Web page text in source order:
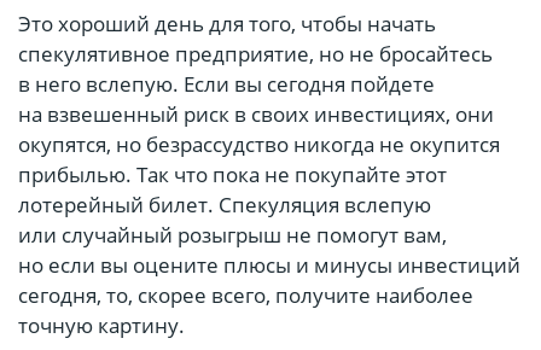
Это хороший день для того, чтобы начать
спекулятивное предприятие, но не бросайтесь
в него вслепую. Если вы сегодня пойдете
на взвешенный риск в своих инвестициях, они
окупятся, но безрассудство никогда не окупится
прибылью. Так что пока не покупайте этот
лотерейный билет. Спекуляция вслепую
или случайный розыгрыш не помогут вам,
но если вы оцените плюсы и минусы инвестиций
сегодня, то, скорее всего, получите наиболее
точную картину.